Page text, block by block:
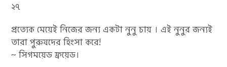
২৭
প্রত্যেক মেয়েই নিজের জন্য একটা নুনু চায় । এই নুনুর জন্যই
তারা পুরুষদের হিংসা করে!
~ সিগময়েড ফ্রয়েড।